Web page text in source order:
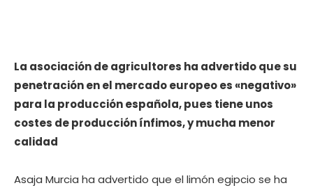
La asociación de agricultores ha advertido que su
penetración en el mercado europeo es «negativo»
para la producción española, pues tiene unos
costes de producción ínfimos, y mucha menor
calidad
Asaja Murcia ha advertido que el limón egipcio se ha